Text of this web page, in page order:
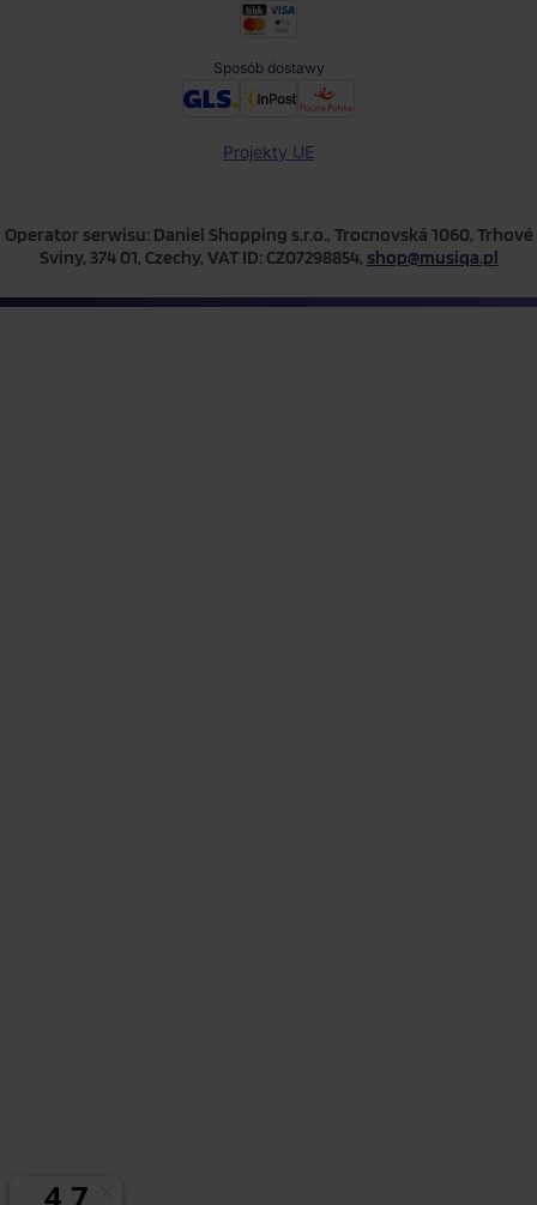
Sposób dostawy
Projekty UE
Operator serwisu: Daniel Shopping s.r.o., Trocnovská 1060, Trhové
Sviny, 374 01, Czechy, VAT ID: CZ07298854, shop@musiqa.pl